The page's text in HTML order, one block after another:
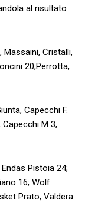
al risultato
Massaini, Cristalli,
20,Perrotta,
Capecchi F.
Capecchi M 3,
Pistoia 24;
16; Wolf
Prato, Valdera